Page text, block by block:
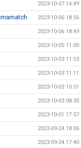
2023-10-07 14:49
2023-10-06 18:56
2023-10-06 18:49
2023-10-05 11:00
2023-10-03 11:53
2023-10-03 11:11
2023-10-03 10:51
2023-10-03 08:30
2023-10-01 17:57
2023-09-24 18:06
2023-09-24 17:40